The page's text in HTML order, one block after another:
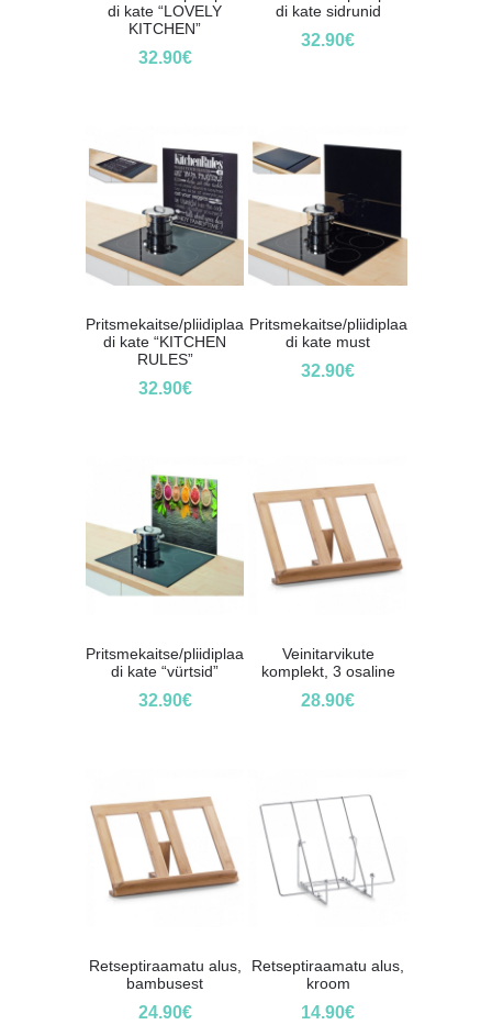
di kate “LOVELY
KITCHEN”
32.90€
di kate sidrunid
32.90€
Pritsmekaitse/pliidiplaa
di kate “KITCHEN
RULES”
32.90€
Pritsmekaitse/pliidiplaa
di kate must
32.90€
Pritsmekaitse/pliidiplaa
di kate “vürtsid”
32.90€
Veinitarvikute
komplekt, 3 osaline
28.90€
Retseptiraamatu alus,
bambusest
24.90€
Retseptiraamatu alus,
kroom
14.90€